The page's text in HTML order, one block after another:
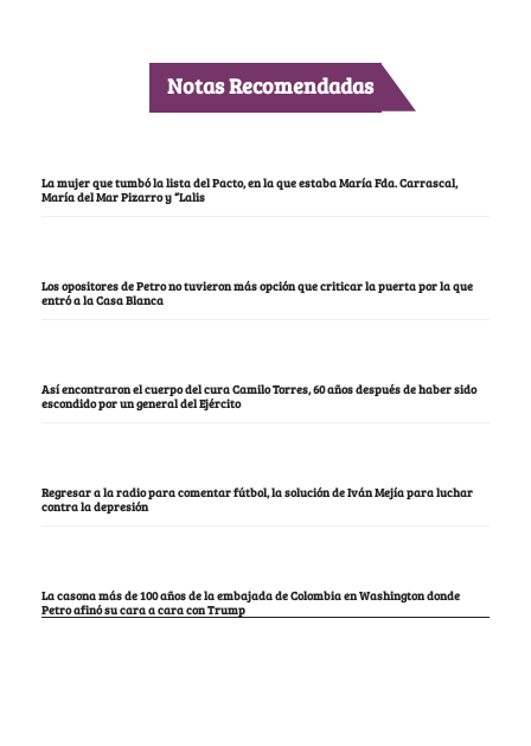
Notas Recomendadas
La mujer que tumbó la lista del Pacto, en la que estaba María Fda. Carrascal,
María del Mar Pizarro y “Lalis
Los opositores de Petro no tuvieron más opción que criticar la puerta por la que
entró a la Casa Blanca
Así encontraron el cuerpo del cura Camilo Torres, 60 años después de haber sido
escondido por un general del Ejército
Regresar a la radio para comentar fútbol, la solución de Iván Mejía para luchar
contra la depresión
La casona más de 100 años de la embajada de Colombia en Washington donde
Petro afinó su cara a cara con Trump